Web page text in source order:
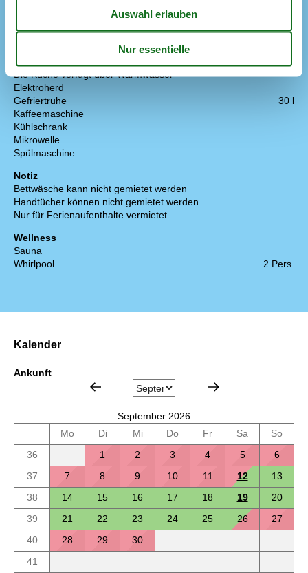
Die Küche verfügt über Warmwasser
Elektroherd
Gefriertruhe
30 l
Kaffeemaschine
Kühlschrank
Mikrowelle
Spülmaschine
Notiz
Bettwäsche kann nicht gemietet werden
Handtücher können nicht gemietet werden
Nur für Ferienaufenthalte vermietet
Wellness
Sauna
Whirlpool
2 Pers.
Kalender
Ankunft
September 2026
Mo
Di Mi Do Fr Sa
So
36
1 2 3 4 5
6
37
7 8 9 10 11 12
13
38
14 15 16 17 18 19
20
39
21 22 23 24 25 26
27
40
28 29
30
41